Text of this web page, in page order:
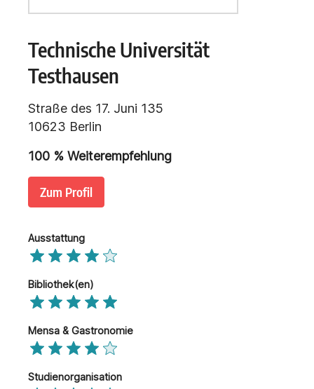
Technische Universität
Testhausen
Straße des 17. Juni 135
10623 Berlin
100 % Weiterempfehlung
Zum Profil
Ausstattung
Bibliothek(en)
Mensa & Gastronomie
Studienorganisation